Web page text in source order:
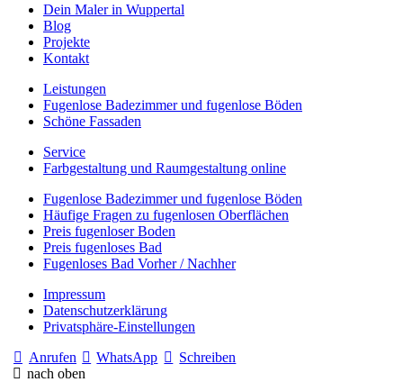
Dein Maler in Wuppertal
Blog
Projekte
Kontakt
Leistungen
Fugenlose Badezimmer und fugenlose Böden
Schöne Fassaden
Service
Farbgestaltung und Raumgestaltung online
Fugenlose Badezimmer und fugenlose Böden
Häufige Fragen zu fugenlosen Oberflächen
Preis fugenloser Boden
Preis fugenloses Bad
Fugenloses Bad Vorher / Nachher
Impressum
Datenschutzerklärung
Privatsphäre-Einstellungen
Anrufen
WhatsApp
Schreiben
nach oben